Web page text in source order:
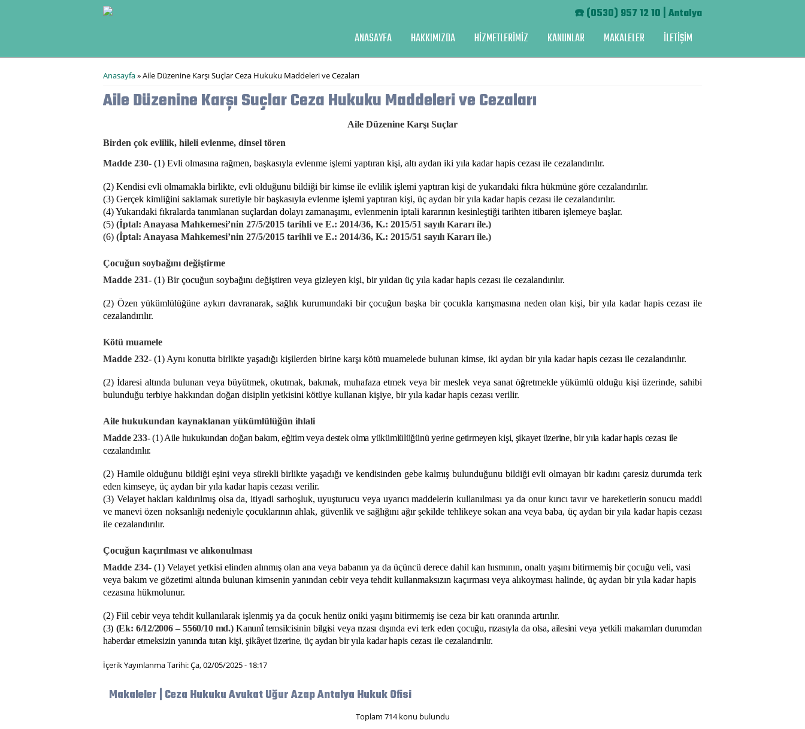
☎️(0530) 957 12 10 | Antalya
ANASAYFA HAKKIMIZDA HIZMETLERIMIZ KANUNLAR MAKALELER İLETİŞİM
Buradasınız
Anasayfa» Aile Düzenine Karşı Suçlar Ceza Hukuku Maddeleri ve Cezaları
Aile Düzenine Karşı Suçlar Ceza Hukuku Maddeleri ve Cezaları
Aile Düzenine Karşı Suçlar
Birden çok evlilik, hileli evlenme, dinsel tören
Madde 230- (1) Evli olmasına rağmen, başkasıyla evlenme işlemi yaptıran kişi, altı aydan iki yıla kadar hapis cezası ile cezalandırılır.
(2) Kendisi evli olmamakla birlikte, evli olduğunu bildiği bir kimse ile evlilik işlemi yaptıran kişi de yukarıdaki fıkra hükmüne göre cezalandırılır.
(3) Gerçek kimliğini saklamak suretiyle bir başkasıyla evlenme işlemi yaptıran kişi, üç aydan bir yıla kadar hapis cezası ile cezalandırılır.
(4) Yukarıdaki fıkralarda tanımlanan suçlardan dolayı zamanaşımı, evlenmenin iptali kararının kesinleştiği tarihten itibaren işlemeye başlar.
(5) (İptal: Anayasa Mahkemesi’nin 27/5/2015 tarihli ve E.: 2014/36, K.: 2015/51 sayılı Kararı ile.)
(6) (İptal: Anayasa Mahkemesi’nin 27/5/2015 tarihli ve E.: 2014/36, K.: 2015/51 sayılı Kararı ile.)
Çocuğun soybağını değiştirme
Madde 231- (1) Bir çocuğun soybağını değiştiren veya gizleyen kişi, bir yıldan üç yıla kadar hapis cezası ile cezalandırılır.
(2) Özen yükümlülüğüne aykırı davranarak, sağlık kurumundaki bir çocuğun başka bir çocukla karışmasına neden olan kişi, bir yıla kadar hapis cezası ile
cezalandırılır.
Kötü muamele
Madde 232- (1) Aynı konutta birlikte yaşadığı kişilerden birine karşı kötü muamelede bulunan kimse, iki aydan bir yıla kadar hapis cezası ile cezalandırılır.
(2) İdaresi altında bulunan veya büyütmek, okutmak, bakmak, muhafaza etmek veya bir meslek veya sanat öğretmekle yükümlü olduğu kişi üzerinde, sahibi
bulunduğu terbiye hakkından doğan disiplin yetkisini kötüye kullanan kişiye, bir yıla kadar hapis cezası verilir.
Aile hukukundan kaynaklanan yükümlülüğün ihlali
Madde 233-(1) Aile hukukundan doğan bakım, eğitim veya destek olma yükümlülüğünü yerine getirmeyen kişi, şikayet üzerine, bir yıla kadar hapis cezası ile
cezalandırılır.
(2) Hamile olduğunu bildiği eşini veya sürekli birlikte yaşadığı ve kendisinden gebe kalmış bulunduğunu bildiği evli olmayan bir kadını çaresiz durumda terk
eden kimseye, üç aydan bir yıla kadar hapis cezası verilir.
(3) Velayet hakları kaldırılmış olsa da, itiyadi sarhoşluk, uyuşturucu veya uyarıcı maddelerin kullanılması ya da onur kırıcı tavır ve hareketlerin sonucu maddi
ve manevi özen noksanlığı nedeniyle çocuklarının ahlak, güvenlik ve sağlığını ağır şekilde tehlikeye sokan ana veya baba, üç aydan bir yıla kadar hapis cezası
ile cezalandırılır.
Çocuğun kaçırılması ve alıkonulması
Madde 234- (1) Velayet yetkisi elinden alınmış olan ana veya babanın ya da üçüncü derece dahil kan hısmının, onaltı yaşını bitirmemiş bir çocuğu veli, vasi
veya bakım ve gözetimi altında bulunan kimsenin yanından cebir veya tehdit kullanmaksızın kaçırması veya alıkoyması halinde, üç aydan bir yıla kadar hapis
cezasına hükmolunur.
(2) Fiil cebir veya tehdit kullanılarak işlenmiş ya da çocuk henüz oniki yaşını bitirmemiş ise ceza bir katı oranında artırılır.
(3) (Ek: 6/12/2006 – 5560/10 md.)Kanunî temsilcisinin bilgisi veya rızası dışında evi terk eden çocuğu, rızasıyla da olsa, ailesini veya yetkili makamları durumdan
haberdar etmeksizin yanında tutan kişi, şikâyet üzerine, üç aydan bir yıla kadar hapis cezası ile cezalandırılır.
İçerik Yayınlanma Tarihi: Ça, 02/05/2025 - 18:17
Makaleler | Ceza Hukuku Avukat Uğur Azap Antalya Hukuk Ofisi
Toplam 714 konu bulundu